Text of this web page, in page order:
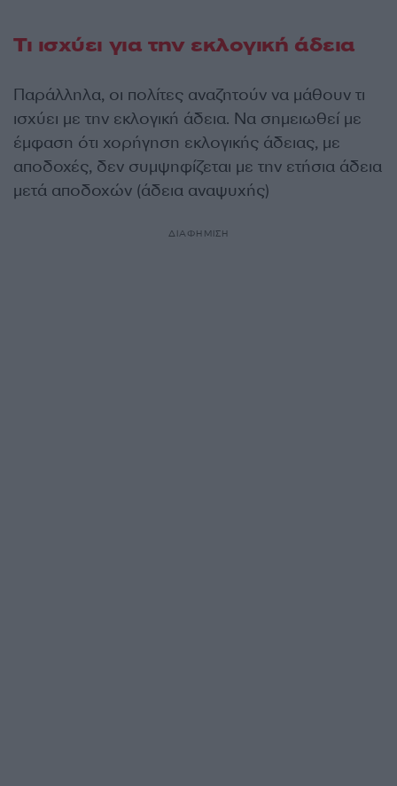
Τι ισχύει για την εκλογική άδεια
Παράλληλα, οι πολίτες αναζητούν να μάθουν τι
ισχύει με την εκλογική άδεια. Να σημειωθεί με
έμφαση ότι χορήγηση εκλογικής άδειας, με
αποδοχές, δεν συμψηφίζεται με την ετήσια άδεια
μετά αποδοχών (άδεια αναψυχής)
ΔΙΑΦΗΜΙΣΗ